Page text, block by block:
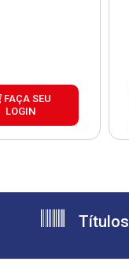
FAÇA SEU
LOGIN
Títulos